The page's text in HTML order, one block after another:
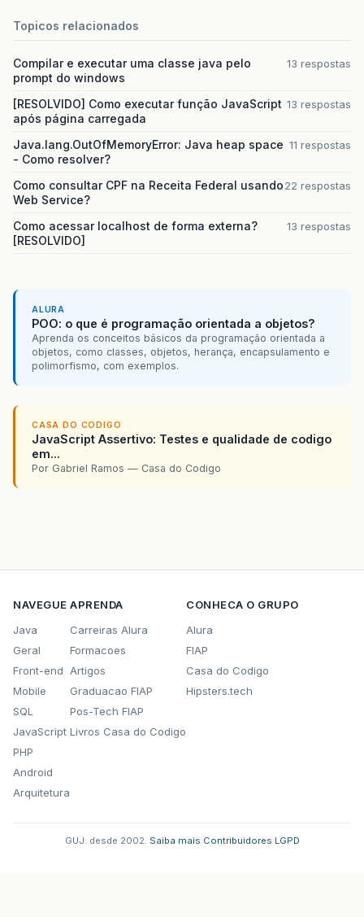
Topicos relacionados
Compilar e executar uma classe java pelo
prompt do windows
13 respostas
[RESOLVIDO] Como executar função JavaScript
após página carregada
13 respostas
Java.lang.OutOfMemoryError: Java heap space
- Como resolver?
11 respostas
Como consultar CPF na Receita Federal usando
Web Service?
22 respostas
Como acessar localhost de forma externa?
[RESOLVIDO]
13 respostas
ALURA
POO: o que é programação orientada a objetos?
Aprenda os conceitos básicos da programação orientada a
objetos, como classes, objetos, herança, encapsulamento e
polimorfismo, com exemplos.
CASA DO CODIGO
JavaScript Assertivo: Testes e qualidade de codigo
em...
Por Gabriel Ramos — Casa do Codigo
NAVEGUE
Java
Geral
Front-end
Mobile
SQL
JavaScript
PHP
Android
Arquitetura
APRENDA
Carreiras Alura
Formacoes
Artigos
Graduacao FIAP
Pos-Tech FIAP
Livros Casa do Codigo
CONHECA O GRUPO
Alura
FIAP
Casa do Codigo
Hipsters.tech
GUJ: desde 2002. Saiba mais Contribuidores LGPD